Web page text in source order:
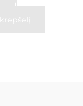
Į
krepšelį